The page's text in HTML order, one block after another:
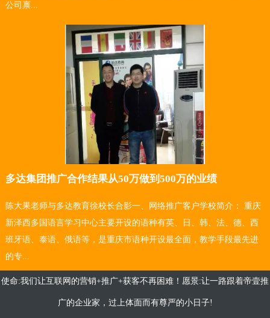
公司禀...
多达集团推广合作结果从50万做到500万的业绩
陈大果老师与多达教育徐校长合影一、网络推广客户学校简介： 重庆
新泽西多国语言学习中心主要开设的语种有英、日、韩、法、德、西
班牙语、泰语、俄语等，是重庆市语种开设最全面，教学手段最先进
的专...
使命:我们让互联网的营销+推广+获客不再困难！愿景:让一路跟着帝壹推
广的企业家，过上体面而有尊严的小日子!